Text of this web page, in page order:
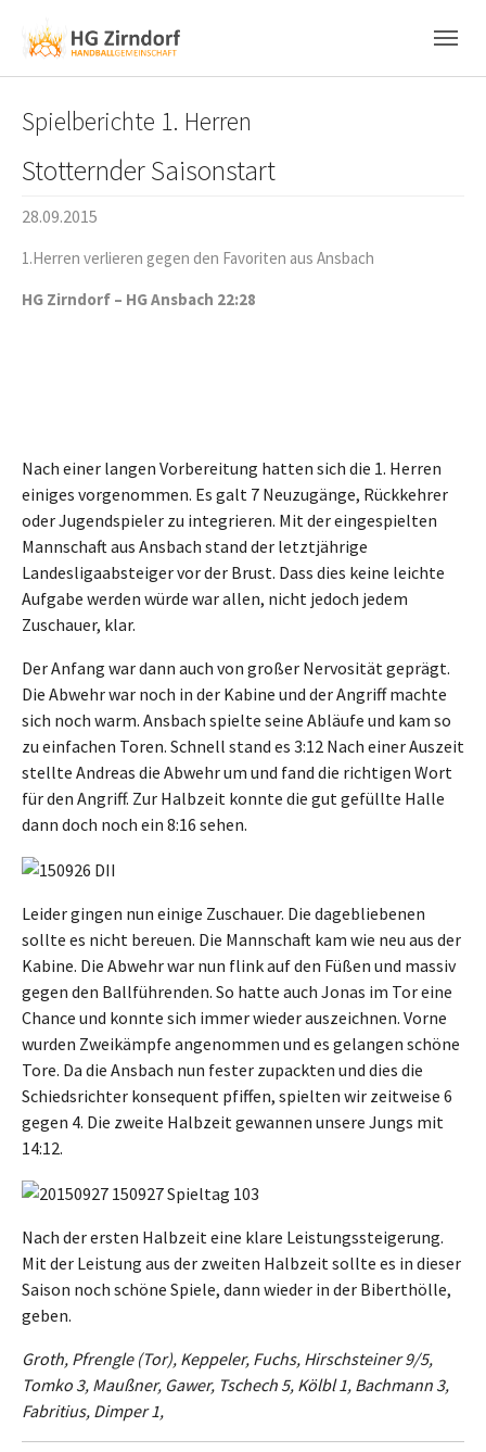
Spielberichte 1. Herren
Stotternder Saisonstart
28.09.2015
1.Herren verlieren gegen den Favoriten aus Ansbach
HG Zirndorf – HG Ansbach 22:28
Nach einer langen Vorbereitung hatten sich die 1. Herren
einiges vorgenommen. Es galt 7 Neuzugänge, Rückkehrer
oder Jugendspieler zu integrieren. Mit der eingespielten
Mannschaft aus Ansbach stand der letztjährige
Landesligaabsteiger vor der Brust. Dass dies keine leichte
Aufgabe werden würde war allen, nicht jedoch jedem
Zuschauer, klar.
Der Anfang war dann auch von großer Nervosität geprägt.
Die Abwehr war noch in der Kabine und der Angriff machte
sich noch warm. Ansbach spielte seine Abläufe und kam so
zu einfachen Toren. Schnell stand es 3:12 Nach einer Auszeit
stellte Andreas die Abwehr um und fand die richtigen Wort
für den Angriff. Zur Halbzeit konnte die gut gefüllte Halle
dann doch noch ein 8:16 sehen.
Leider gingen nun einige Zuschauer. Die dagebliebenen
sollte es nicht bereuen. Die Mannschaft kam wie neu aus der
Kabine. Die Abwehr war nun flink auf den Füßen und massiv
gegen den Ballführenden. So hatte auch Jonas im Tor eine
Chance und konnte sich immer wieder auszeichnen. Vorne
wurden Zweikämpfe angenommen und es gelangen schöne
Tore. Da die Ansbach nun fester zupackten und dies die
Schiedsrichter konsequent pfiffen, spielten wir zeitweise 6
gegen 4. Die zweite Halbzeit gewannen unsere Jungs mit
14:12.
Nach der ersten Halbzeit eine klare Leistungssteigerung.
Mit der Leistung aus der zweiten Halbzeit sollte es in dieser
Saison noch schöne Spiele, dann wieder in der Biberthölle,
geben.
Groth, Pfrengle (Tor), Keppeler, Fuchs, Hirschsteiner 9/5,
Tomko 3, Maußner, Gawer, Tschech 5, Kölbl 1, Bachmann 3,
Fabritius, Dimper 1,